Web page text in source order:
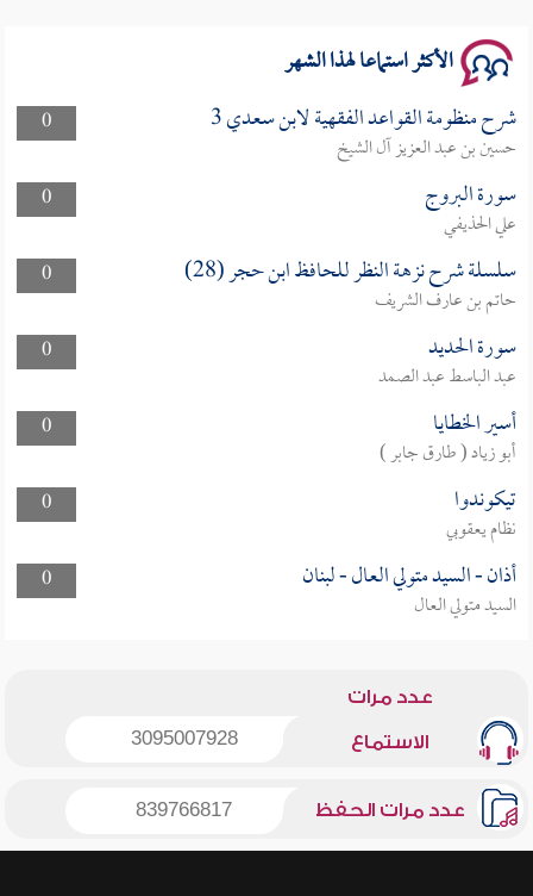
الأكثر استماعا لهذا الشهر
0 شرح منظومة القواعد الفقهية لابن سعدي 3
حسين بن عبد العزيز آل الشيخ
0
سورة البروج
علي الحذيفي
0
سلسلة شرح نزهة النظر للحافظ ابن حجر (28)
حاتم بن عارف الشريف
0
سورة الحديد
عبد الباسط عبد الصمد
0
أسير الخطايا
أبو زياد ( طارق جابر )
0
تيكوندوا
نظام يعقوبي
0
أذان - السيد متولي العال - لبنان
السيد متولي العال
عدد مرات
الاستماع 3095007928
عدد مرات الحفظ 839766817